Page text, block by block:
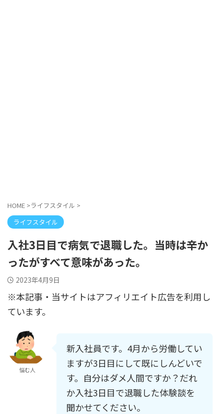
HOME >ライフスタイル >
ライフスタイル
入社3日目で病気で退職した。当時は辛か
ったがすべて意味があった。
2023年4月9日
※本記事・当サイトはアフィリエイト広告を利用し
ています。
悩む人
新入社員です。4月から労働してい
ますが3日目にして既にしんどいで
す。自分はダメ人間ですか？だれ
か入社3日目で退職した体験談を
聞かせてください。